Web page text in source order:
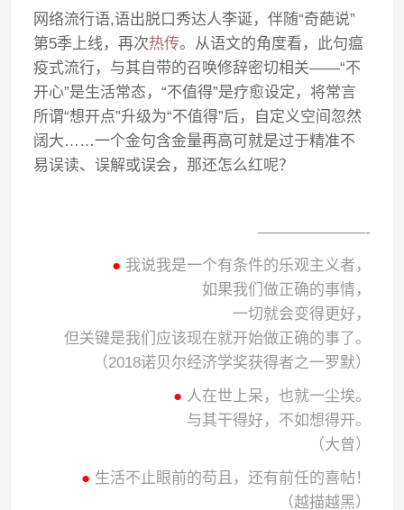
网络流行语,语出脱口秀达人李诞，伴随“奇葩说”
第5季上线，再次热传。从语文的角度看，此句瘟
疫式流行，与其自带的召唤修辞密切相关——“不
开心”是生活常态，“不值得”是疗愈设定，将常言
所谓“想开点”升级为“不值得”后，自定义空间忽然
阔大……一个金句含金量再高可就是过于精准不
易误读、误解或误会，那还怎么红呢？
———————-
● 我说我是一个有条件的乐观主义者，
如果我们做正确的事情，
一切就会变得更好，
但关键是我们应该现在就开始做正确的事了。
（2018诺贝尔经济学奖获得者之一罗默）
● 人在世上呆，也就一尘埃。
与其干得好，不如想得开。
（大曾）
● 生活不止眼前的苟且，还有前任的喜帖！
（越描越黑）